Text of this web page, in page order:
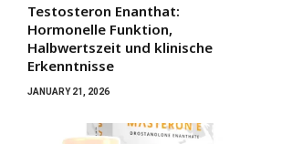
Testosteron Enanthat:
Hormonelle Funktion,
Halbwertszeit und klinische
Erkenntnisse
JANUARY 21, 2026